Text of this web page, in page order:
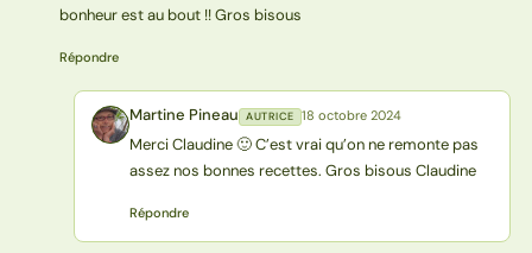
bonheur est au bout !! Gros bisous
Répondre
MP Martine Pineau AUTRICE 18 octobre 2024
Merci Claudine 🙂 C’est vrai qu’on ne remonte pas
assez nos bonnes recettes. Gros bisous Claudine
Répondre